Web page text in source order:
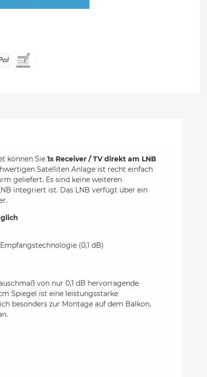
können Sie 1x Receiver / TV direkt am LNB
Satelliten Anlage ist recht einfach
geliefert. Es sind keine weiteren
integriert ist. Das LNB verfügt über ein
(0,1 dB)
von nur 0,1 dB hervorragende
Spiegel ist eine leistungsstarke
besonders zur Montage auf dem Balkon,